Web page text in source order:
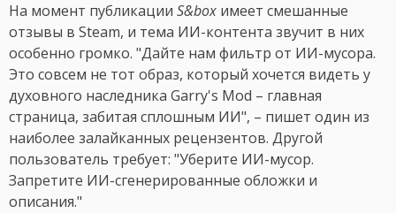
На момент публикации S&box имеет смешанные
отзывы в Steam, и тема ИИ-контента звучит в них
особенно громко. "Дайте нам фильтр от ИИ-мусора.
Это совсем не тот образ, который хочется видеть у
духовного наследника Garry's Mod – главная
страница, забитая сплошным ИИ", – пишет один из
наиболее залайканных рецензентов. Другой
пользователь требует: "Уберите ИИ-мусор.
Запретите ИИ-сгенерированные обложки и
описания."